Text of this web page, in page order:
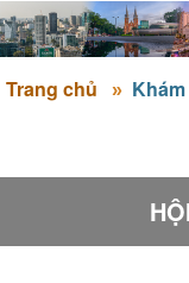
Trang chủ